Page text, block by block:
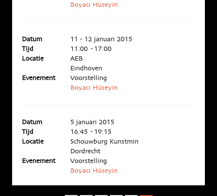
Boyacı Hüseyin
Datum
11 - 12 januari 2015
Tijd
11:00 - 17:00
Locatie
AEB
Eindhoven
Evenement
Voorstelling
Boyacı Hüseyin
Datum
5 januari 2015
Tijd
16:45 - 19:15
Locatie
Schouwburg Kunstmin
Dordrecht
Evenement
Voorstelling
Boyacı Hüseyin